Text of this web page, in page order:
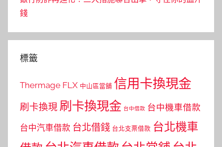
錢
標籤
Thermage FLX 中山區當舖 信用卡換現金
刷卡換現 刷卡換現金 台中借款 台中機車借款
台中汽車借款 台北借錢 台北支票借款 台北機車